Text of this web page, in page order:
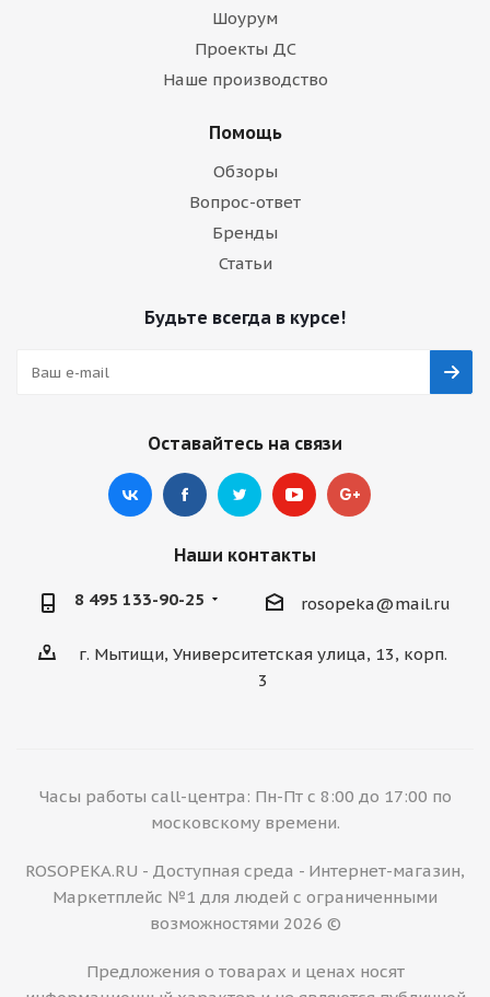
Шоурум
Проекты ДС
Наше производство
Помощь
Обзоры
Вопрос-ответ
Бренды
Статьи
Будьте всегда в курсе!
Оставайтесь на связи
Наши контакты
8 495 133-90-25 rosopeka@mail.ru
г. Мытищи, Университетская улица, 13, корп.
3
Часы работы call-центра: Пн-Пт с 8:00 до 17:00 по
московскому времени.
ROSOPEKA.RU - Доступная среда - Интернет-магазин,
Маркетплейс №1 для людей с ограниченными
возможностями 2026 ©
Предложения о товарах и ценах носят